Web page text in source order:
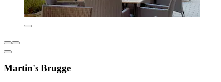
Martin's Brugge